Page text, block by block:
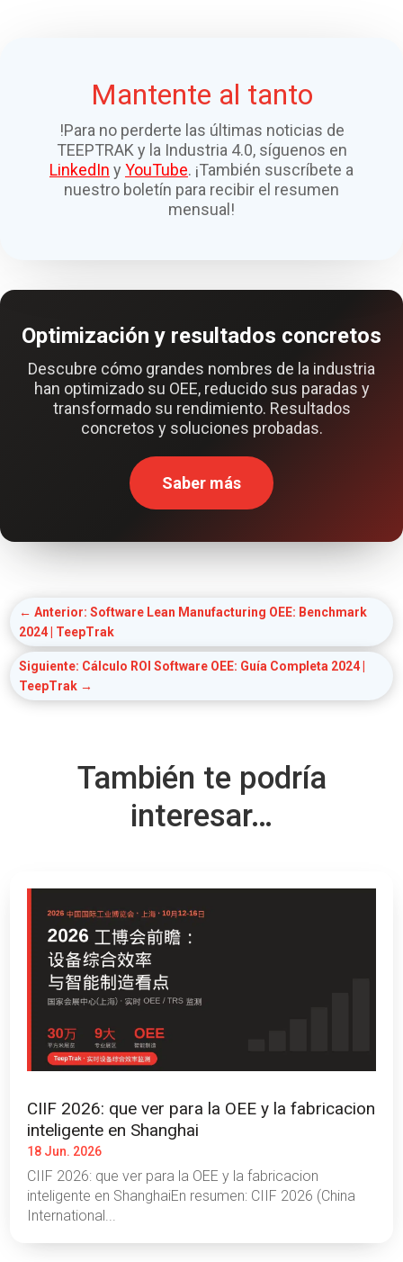
Mantente al tanto
!Para no perderte las últimas noticias de
TEEPTRAK y la Industria 4.0, síguenos en
LinkedIn y YouTube. ¡También suscríbete a
nuestro boletín para recibir el resumen
mensual!
Optimización y resultados concretos
Descubre cómo grandes nombres de la industria
han optimizado su OEE, reducido sus paradas y
transformado su rendimiento. Resultados
concretos y soluciones probadas.
Saber más
←Anterior: Software Lean Manufacturing OEE: Benchmark
2024 | TeepTrak
Siguiente: Cálculo ROI Software OEE: Guía Completa 2024 |
TeepTrak →
También te podría
interesar…
CIIF 2026: que ver para la OEE y la fabricacion
inteligente en Shanghai
18 Jun. 2026
CIIF 2026: que ver para la OEE y la fabricacion
inteligente en ShanghaiEn resumen: CIIF 2026 (China
International...